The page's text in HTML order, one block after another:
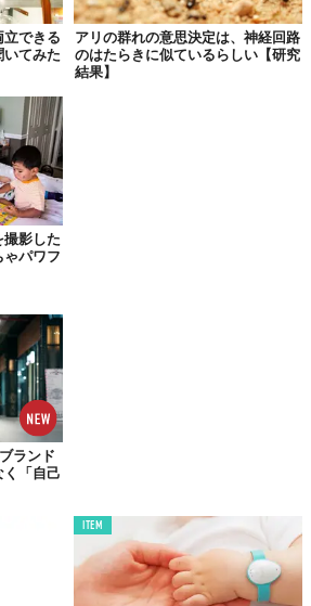
物と同じで、朝起きて夜休むという生活
、それがいざ子育てとなると、休む間も
。
オハリアリの働きアリとペアにさせて観
とのこと。
生き残るために
全力をつくす
立できる
いてみた
アリの群れの意思決定は、神経回路
のはたらきに似ているらしい【研究
結果】
影した
ゃパワフ
ランド
「自己
ITEM